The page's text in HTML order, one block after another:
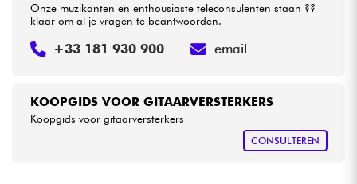
KOOPGIDS VOOR GITAARVERSTERKERS
Koopgids voor gitaarversterkers
CONSULTEREN
Onze muzikanten en enthousiaste teleconsulenten staan ??
klaar om al je vragen te beantwoorden.
+33 181 930 900 email